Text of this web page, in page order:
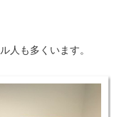
人も多くいます。